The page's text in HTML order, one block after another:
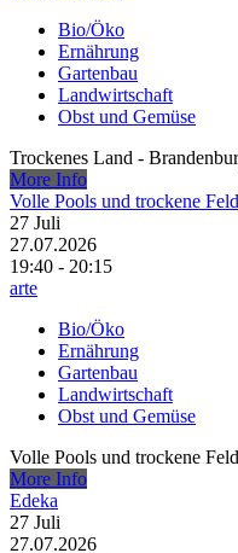
Bio/Öko
Ernährung
Gartenbau
Landwirtschaft
Obst und Gemüse
Trockenes Land -
More Info
Volle Pools und trockene
27 Juli
27.07.2026
19:40 - 20:15
arte
Bio/Öko
Ernährung
Gartenbau
Landwirtschaft
Obst und Gemüse
Volle Pools und trockene
More Info
Edeka
27 Juli
27.07.2026